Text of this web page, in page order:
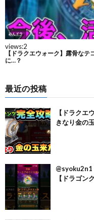
最近の投稿
【ドラクエ
きなり金の
@syoku2n1
【ドラゴン